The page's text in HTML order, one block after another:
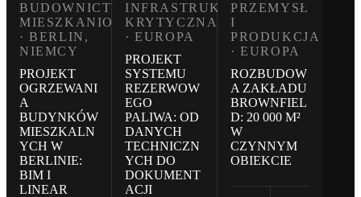
BUDOWNICTWO
MIESZKANIOWE
· BERLIN,
NIEMCY
PROJEKT
OGRZEWANI
A
BUDYNKÓW
MIESZKALN
YCH W
BERLINIE:
BIM I
LINEAR
INFRASTRUKTURA
KRYTYCZNA
· EUROPA
PROJEKT
SYSTEMU
REZERWOW
EGO
PALIWA: OD
DANYCH
TECHNICZN
YCH DO
DOKUMENT
ACJI
PRZEMYSŁ
I
PRODUKCJA
· EUROPA
ROZBUDOW
A ZAKŁADU
BROWNFIEL
D: 20 000 M²
W
CZYNNYM
OBIEKCIE